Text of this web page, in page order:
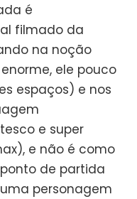
é
filmado da
na noção
ele pouco
espaços) e nos
e super
e não é como
de partida
personagem